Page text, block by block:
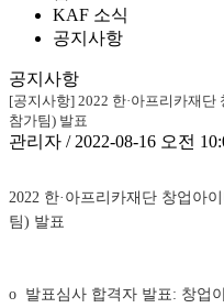
KAF 소식
공지사항
공지사항
[공지사항] 2022 한·아프리카재
참가팀) 발표
관리자 / 2022-08-16 오전
2022 한·아프리카재단 창업아
팀) 발표
o 발표심사 합격자 발표: 창업